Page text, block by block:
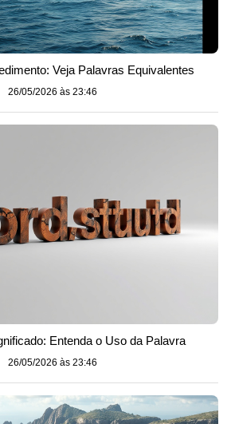
Veja Palavras Equivalentes
26/05/2026 às 23:46
Entenda o Uso da Palavra
26/05/2026 às 23:46